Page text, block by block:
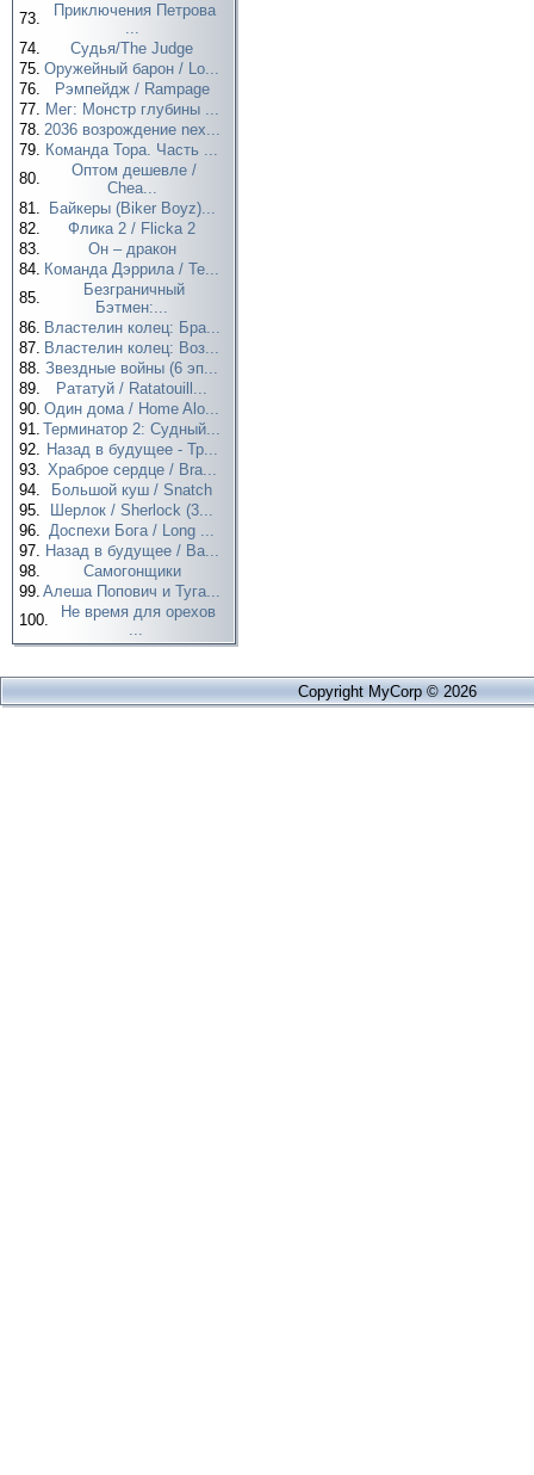
73.
Приключения Петрова
...
74.
Судья/The Judge
75. Оружейный барон / Lo...
76.
Рэмпейдж / Rampage
77. Мег: Монстр глубины ...
78. 2036 возрождение nex...
79. Команда Тора. Часть ...
80.
Оптом дешевле /
Chea...
81.
Байкеры (Biker Boyz)...
82.
Флика 2 / Flicka 2
83.
Он – дракон
84. Команда Дэррила / Te...
85.
Безграничный
Бэтмен:...
86. Властелин колец: Бра...
87. Властелин колец: Воз...
88. Звездные войны (6 эп...
89.
Рататуй / Ratatouill...
90. Один дома / Home Alo...
91. Терминатор 2: Судный...
92. Назад в будущее - Тр...
93. Храброе сердце / Bra...
94.
Большой куш / Snatch
95.
Шерлок / Sherlock (3...
96. Доспехи Бога / Long ...
97. Назад в будущее / Ba...
98.
Самогонщики
99. Алеша Попович и Туга...
100.
Не время для орехов
...
Copyright MyCorp © 2026